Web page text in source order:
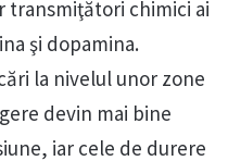
transmiţători chimici ai
şi dopamina.
la nivelul unor zone
devin mai bine
iar cele de durere